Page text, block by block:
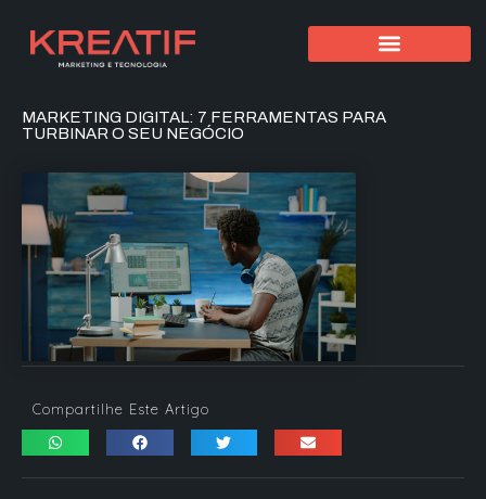
MARKETING DIGITAL: 7 FERRAMENTAS PARA
TURBINAR O SEU NEGÓCIO
Compartilhe Este Artigo